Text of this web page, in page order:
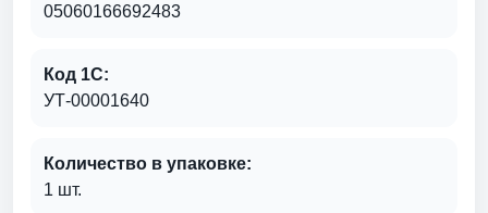
05060166692483
Код 1С:
УТ-00001640
Количество в упаковке:
1 шт.